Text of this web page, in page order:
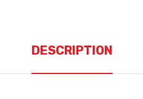
DESCRIPTION